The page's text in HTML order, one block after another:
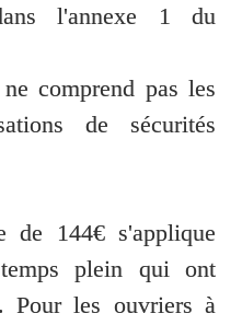
l'annexe 1 du
comprend pas les
de sécurités
de 144€ s'applique
plein qui ont
Pour les ouvriers à